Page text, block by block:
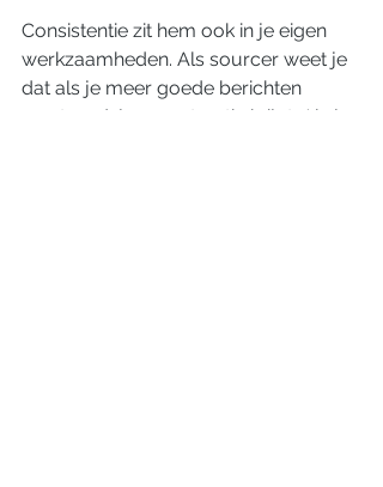
Consistentie zit hem ook in je eigen
werkzaamheden. Als sourcer weet je
dat als je meer goede berichten
verstuurd, je meer tractie krijgt. Als je